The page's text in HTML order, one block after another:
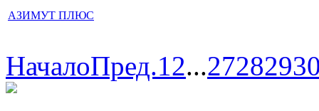
АЗИМУТ ПЛЮС
НачалоПред.12...272829